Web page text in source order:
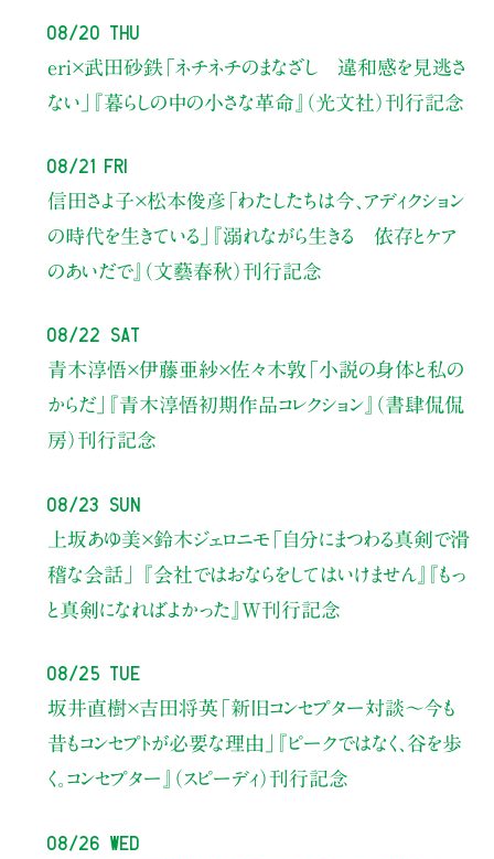
08/20 Thu
eri×武田砂鉄「ネチネチのまなざし 違和感を見逃さ
ない」
『暮らしの中の小さな革命』（光文社）刊行記念
08/21 Fri
信田さよ子×松本俊彦 「わたしたちは今、アディクション
の時代を生きている」
『溺れながら生きる 依存とケア
のあいだで』（文藝春秋）刊行記念
08/22 Sat
青木淳悟×伊藤亜紗×佐々木敦 「小説の身体と私の
からだ」
『青木淳悟初期作品コレクション』（書肆侃侃
房）刊行記念
08/23 Sun
上坂あゆ美×鈴木ジェロニモ 「自分にまつわる真剣で滑
稽な会話」
『会社ではおならをしてはいけません』『もっ
と真剣になればよかった』W刊行記念
08/25 Tue
坂井直樹×吉田将英「新旧コンセプター対談～今も
昔もコンセプトが必要な理由」
『ピークではなく、谷を歩
く。コンセプター』（スピーディ）刊行記念
08/26 Wed